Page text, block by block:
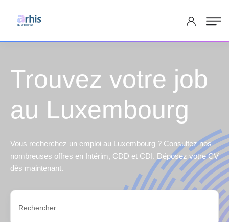
Trouvez votre job
au Luxembourg
Vous recherchez un emploi au Luxembourg ? Consultez nos
nombreuses offres en Intérim, CDD et CDI. Déposez votre CV
dès maintenant.